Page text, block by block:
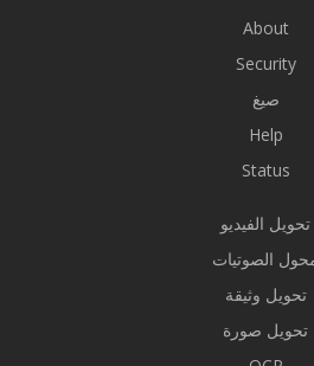
About
Security
صيغ
Help
Status
تحويل الفيديو
الصوتيات
تحويل وثيقة
تحويل صورة